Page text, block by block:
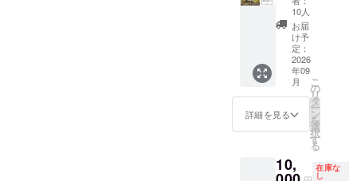
不要」
とご記
入くだ
さい。
リップ
バッ
グ。 ・
賞味期
限
2027年
法 直
射日
を避け
は観戦
の1週間
前まで
にご連
絡いた
だきま
す。 ・
はお持
ち込み
ん。事
内。文
字数に
よって
は文字
が小さ
くなる
ことが
ござい
ます。
※掲出名
連名、
で 掲出
方法：
桜の木
すぐそ
ばの立
札に文
字の
み。立
札サイ
ズ200㎜
イン：
桜モ
ン】 ①
公園内
の桜の
苗木に
ネーム
プレー
トをお
つけい
たしま
す。 掲
2026年
9月1
10人
お届
け予
定：
2026
年09
月
詳細を見る
こ
の
リ
タ
ー
ン
を
選
択
す
る
10, 在庫な
し